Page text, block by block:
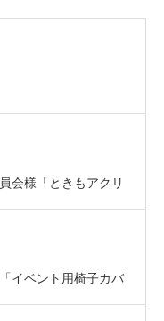
会様「ときもアクリ
イベント用椅子カバ